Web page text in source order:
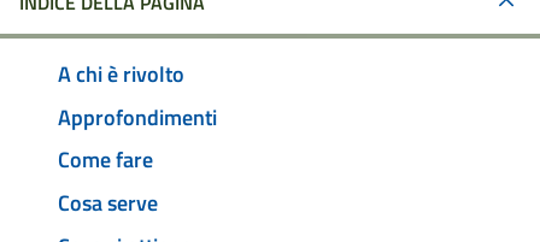
A chi è rivolto
Approfondimenti
Come fare
Cosa serve